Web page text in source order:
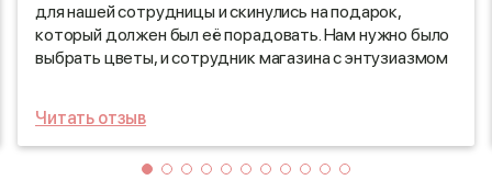
для нашей сотрудницы и скинулись на подарок,
который должен был её порадовать. Нам нужно было
выбрать цветы, и сотрудник магазина с энтузиазмом
того как мы оплатили заказ, мы были приятно
удивлены, как быстро и профессионально собрали наш
букет. Вскоре курьер доставил его в офис, и
Читать отзыв